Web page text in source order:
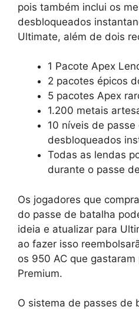
pois também inclui os
desbloqueados
Ultimate, além de dois
1 Pacote Apex
2 pacotes épicos
5 pacotes Apex
1.200 metais
10 níveis de
desbloqueados
Todas as lendas
durante o passe
Os jogadores que
do passe de batalha
ideia e atualizar para
ao fazer isso
os 950 AC que
Premium.
O sistema de passes de